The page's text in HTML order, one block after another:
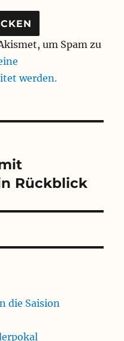
um Spam zu
werden.
Rückblick
die Saision